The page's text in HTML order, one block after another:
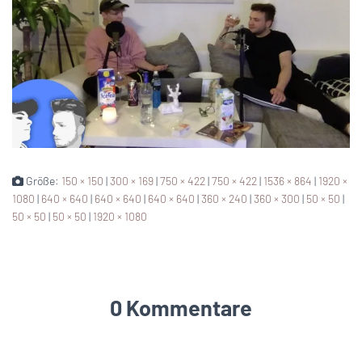
Größe: 150 × 150 |300 × 169|750 × 422|750 × 422| 1536 × 864 | 1920 ×
1080 | 640 × 640 | 640 × 640 | 640 × 640 |360 × 240 |360 × 300 | 50 × 50 |
50 × 50 | 50 × 50 | 1920 × 1080
0 Kommentare